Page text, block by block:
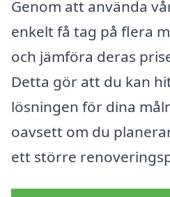
Genom att använda
enkelt få tag på flera
och jämföra deras
Detta gör att du kan
lösningen för dina
oavsett om du
ett större